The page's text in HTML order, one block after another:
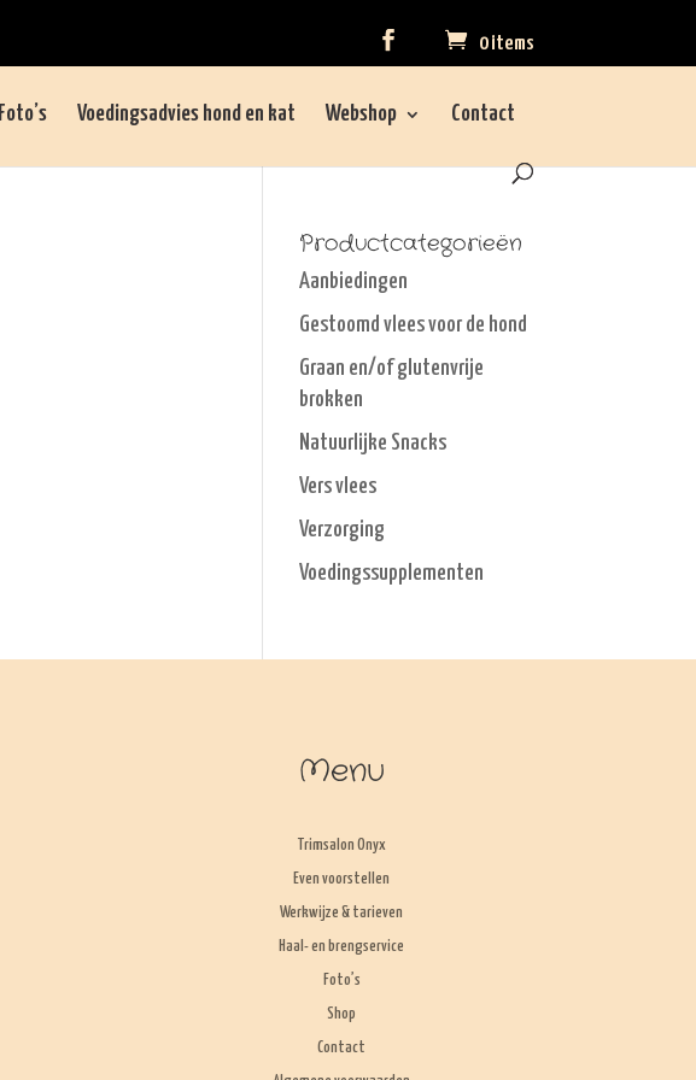
0 items
Foto’s Voedingsadvies hond en kat Webshop Contact
Productcategorieën
Aanbiedingen
Gestoomd vlees voor de hond
Graan en/of glutenvrije
brokken
Natuurlijke Snacks
Vers vlees
Verzorging
Voedingssupplementen
Menu
Trimsalon Onyx
Even voorstellen
Werkwijze & tarieven
Haal- en brengservice
Foto’s
Shop
Contact